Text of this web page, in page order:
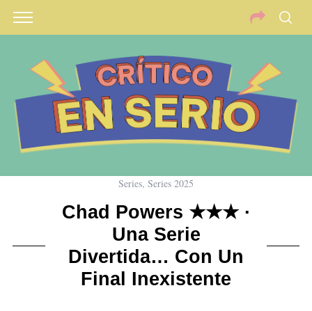
Series, Series 2025
Chad Powers ★★★ ·
Una Serie
Divertida… Con Un
Final Inexistente